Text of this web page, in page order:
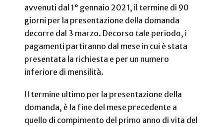
avvenuti dal 1° gennaio 2021, il termine di 90
giorni per la presentazione della domanda
decorre dal 3 marzo. Decorso tale periodo, i
pagamenti partiranno dal mese in cui è stata
presentata la richiesta e per un numero
inferiore di mensilità.
Il termine ultimo per la presentazione della
domanda, è la fine del mese precedente a
quello di compimento del primo anno di vita del